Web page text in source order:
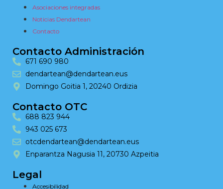
Asociaciones integradas
Noticias Dendartean
Contacto
Contacto Administración
671 690 980
dendartean@dendartean.eus
Domingo Goitia 1, 20240 Ordizia
Contacto OTC
688 823 944
943 025 673
otcdendartean@dendartean.eus
Enparantza Nagusia 11, 20730 Azpeitia
Legal
Accesibilidad